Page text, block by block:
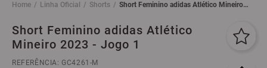
Linha Oficial Shorts
Short Feminino adidas Atlético Mineiro
Short Feminino adidas Atlético
Mineiro 2023 - Jogo 1
REFERÊNCIA: GC4261-M